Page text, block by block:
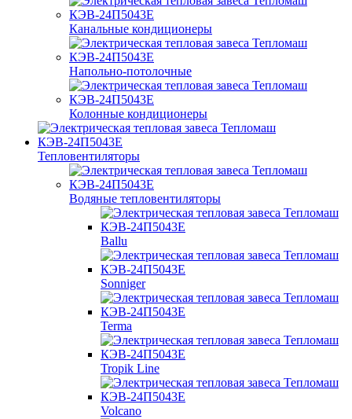
Канальные кондиционеры
Напольно-потолочные
Колонные кондиционеры
Тепловентиляторы
Водяные тепловентиляторы
Ballu
Sonniger
Terma
Tropik Line
Volcano